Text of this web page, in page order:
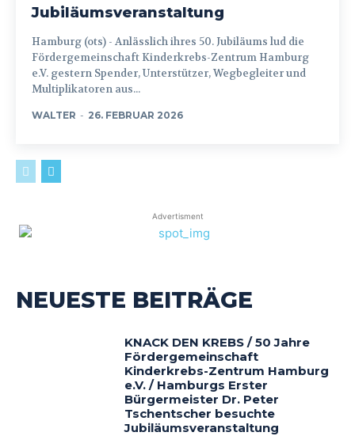
Jubiläumsveranstaltung
Hamburg (ots) - Anlässlich ihres 50. Jubiläums lud die
Fördergemeinschaft Kinderkrebs-Zentrum Hamburg
e.V. gestern Spender, Unterstützer, Wegbegleiter und
Multiplikatoren aus...
WALTER - 26. FEBRUAR 2026
Advertisment
NEUESTE BEITRÄGE
KNACK DEN KREBS / 50 Jahre
Fördergemeinschaft
Kinderkrebs-Zentrum Hamburg
e.V. / Hamburgs Erster
Bürgermeister Dr. Peter
Tschentscher besuchte
Jubiläumsveranstaltung